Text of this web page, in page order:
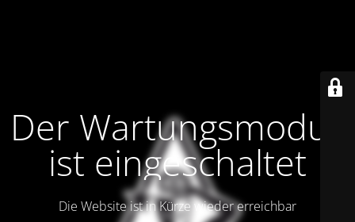
Der Wartungsmodus
ist eingeschaltet
Die Website ist in Kürze wieder erreichbar